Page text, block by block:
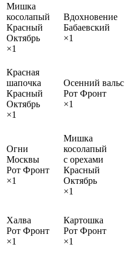
Мишка
косолапый
Красный
Октябрь
×1
Вдохновение
Бабаевский
×1
Красная
шапочка
Красный
Октябрь
×1
Осенний вальс
Рот Фронт
×1
Огни
Москвы
Рот Фронт
×1
Мишка
косолапый
с орехами
Красный
Октябрь
×1
Халва
Рот Фронт
×1
Картошка
Рот Фронт
×1